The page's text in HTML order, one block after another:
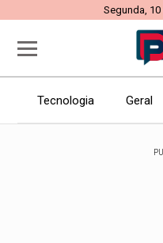
Segunda,
Tecnologia Geral